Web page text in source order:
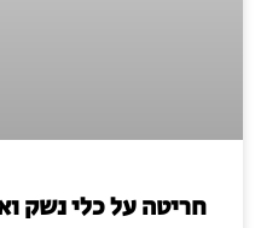
חריטה על כלי נשק